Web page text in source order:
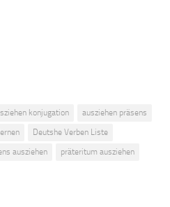
konjugation
ausziehen präsens
Deutshe Verben Liste
ausziehen
präteritum ausziehen